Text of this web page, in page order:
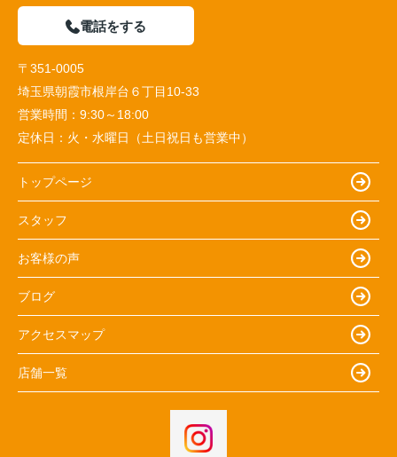
電話をする
〒351-0005
埼玉県朝霞市根岸台６丁目10-33
営業時間： 9:30～18:00
定休日： 火・水曜日（土日祝日も営業中）
トップページ
スタッフ
お客様の声
ブログ
アクセスマップ
店舗一覧